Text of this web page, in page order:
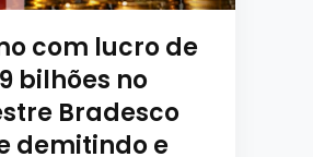
com lucro de
bilhões no
Bradesco
demitindo e